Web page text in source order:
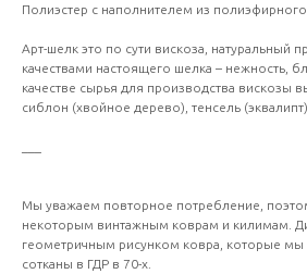
Полиэстер с наполнителем из
Арт-шелк это по сути вискоза, натуральный
качествами настоящего шелка – нежность,
качестве сырья для производства вискозы
сиблон (хвойное дерево), тенсель (эквалипт).
Мы уважаем повторное потребление,
некоторым винтажным коврам и килимам.
геометричным рисунком ковра, которые
сотканы в ГДР в 70-х.